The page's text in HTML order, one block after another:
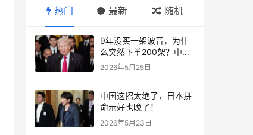
热门 最新 随机
9年没买一架波音，为什
么突然下单200架？中国
这步棋，看懂的人不多
2026年5月25日
中国这招太绝了，日本拼
命示好也晚了！
2026年5月23日